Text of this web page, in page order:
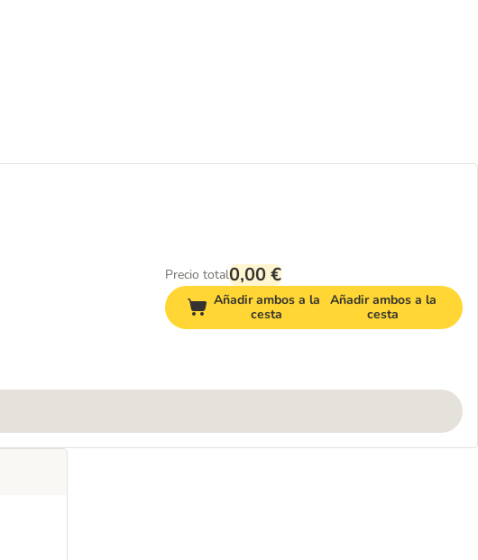
Precio total0,00 €
Añadir ambos a la
cesta
Añadir ambos a la
cesta